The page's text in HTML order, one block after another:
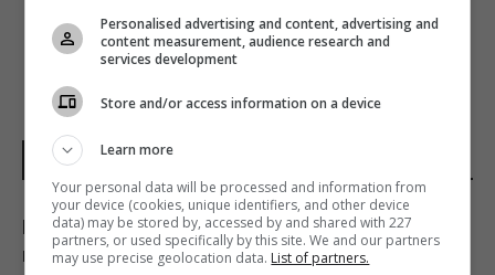
НОВИНИ УКРАЇНИ І СВІТУ
Росія нарешті повертає свій ядерний
крейсер за $5 млрд, але є проблема
Personalised advertising and content, advertising and
content measurement, audience research and
services development
Store and/or access information on a device
Learn more
Your personal data will be processed and information from
your device (cookies, unique identifiers, and other device
data) may be stored by, accessed by and shared with 227
partners, or used specifically by this site. We and our partners
may use precise geolocation data. List of partners.